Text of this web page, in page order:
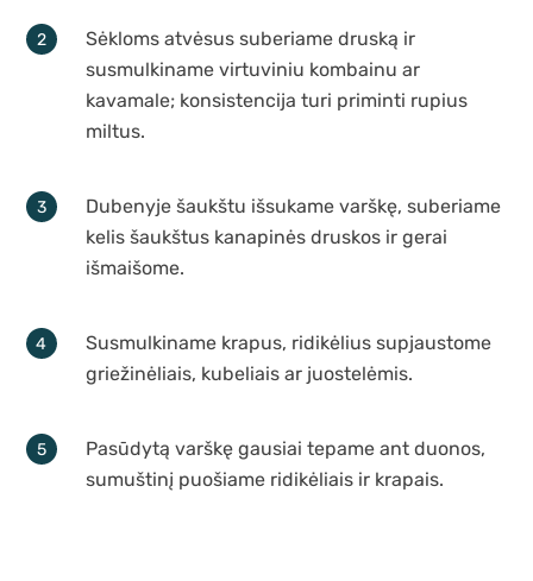
Sėkloms atvėsus suberiame druską ir
susmulkiname virtuviniu kombainu ar
kavamale; konsistencija turi priminti rupius
miltus.
Dubenyje šaukštu išsukame varškę, suberiame
kelis šaukštus kanapinės druskos ir gerai
išmaišome.
Susmulkiname krapus, ridikėlius supjaustome
griežinėliais, kubeliais ar juostelėmis.
Pasūdytą varškę gausiai tepame ant duonos,
sumuštinį puošiame ridikėliais ir krapais.